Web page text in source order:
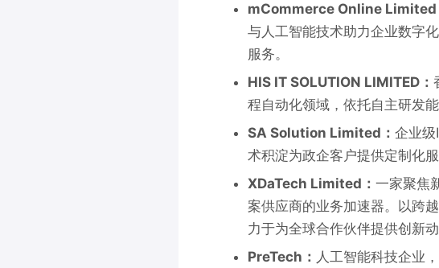
mCommerce Online Limited
与人工智能技术助力企业数字
服务。
HIS IT SOLUTION LIMITED：
程自动化领域，依托自主研发
SA Solution Limited： 企业
术积淀为政企客户提供定制化
XDaTech Limited： 一家聚焦
案供应商的业务加速器。以跨
力于为全球合作伙伴提供创新动
PreTech： 人工智能科技企业